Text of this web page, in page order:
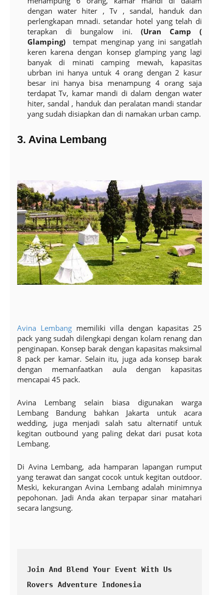
dengan water hiter , Tv , sandal, handuk dan
perlengkapan mnadi. setandar hotel yang telah di
terapkan di bungalow ini. (Uran Camp (
Glamping) tempat menginap yang ini sangatlah
keren karena dengan konsep glamping yang lagi
banyak di minati camping mewah, kapasitas
ubrban ini hanya untuk 4 orang dengan 2 kasur
besar ini hanya bisa menampung 4 orang saja
terdapat Tv, kamar mandi di dalam dengan water
hiter, sandal , handuk dan peralatan mandi standar
yang sudah disiapkan dan di namakan urban camp.
3. Avina Lembang
Avina Lembang memiliki villa dengan kapasitas 25
pack yang sudah dilengkapi dengan kolam renang dan
penginapan. Konsep barak dengan kapasitas maksimal
8 pack per kamar. Selain itu, juga ada konsep barak
dengan memanfaatkan aula dengan kapasitas
mencapai 45 pack.
Avina Lembang selain biasa digunakan warga
Lembang Bandung bahkan Jakarta untuk acara
wedding, juga menjadi salah satu alternatif untuk
kegitan outbound yang paling dekat dari pusat kota
Lembang.
Di Avina Lembang, ada hamparan lapangan rumput
yang terawat dan sangat cocok untuk kegitan outdoor.
Meski, kekurangan Avina Lembang adalah minimnya
pepohonan. Jadi Anda akan terpapar sinar matahari
secara langsung.
Join And Blend Your Event With Us
Rovers Adventure Indonesia